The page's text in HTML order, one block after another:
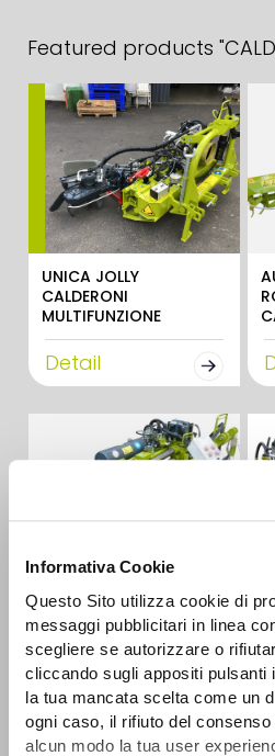
Informativa Cookie
Questo Sito utilizza cookie di
messaggi pubblicitari in linea
scegliere se autorizzare o
cliccando sugli appositi
la tua mancata scelta come un
ogni caso, il rifiuto del
alcun modo la tua user
Featured products
UNICA JOLLY
CALDERONI
MULTIFUNZIONE
Detail
SIDE POWER HARROW
INTER-ROW CALDERONI
Detail